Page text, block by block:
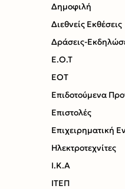
Δημοφιλή
Διεθνείς Εκθέσεις
Δράσεις-
Ε.Ο.Τ
ΕΟΤ
Επιδοτούμενα
Επιστολές
Επιχειρηματική
Ηλεκτροτεχνίτες
Ι.Κ.Α
ΙΤΕΠ